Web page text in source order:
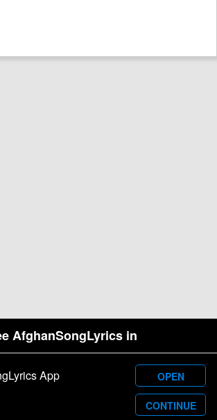
AfghanSongLyrics in
App OPEN
CONTINUE
by Samim Wafa. Â© 2026